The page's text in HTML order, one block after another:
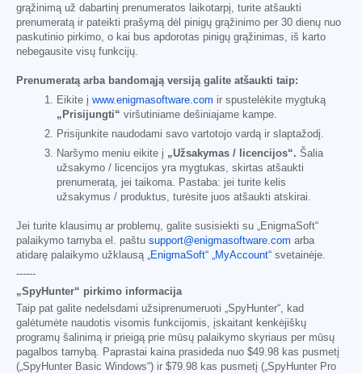
grąžinimą už dabartinį prenumeratos laikotarpį, turite atšaukti
prenumeratą ir pateikti prašymą dėl pinigų grąžinimo per 30 dienų nuo
paskutinio pirkimo, o kai bus apdorotas pinigų grąžinimas, iš karto
nebegausite visų funkcijų.
Prenumeratą arba bandomąją versiją galite atšaukti taip:
Eikite į www.enigmasoftware.com ir spustelėkite mygtuką
„Prisijungti“ viršutiniame dešiniajame kampe.
Prisijunkite naudodami savo vartotojo vardą ir slaptažodį.
Naršymo meniu eikite į „Užsakymas / licencijos“. Šalia
užsakymo / licencijos yra mygtukas, skirtas atšaukti
prenumeratą, jei taikoma. Pastaba: jei turite kelis
užsakymus / produktus, turėsite juos atšaukti atskirai.
Jei turite klausimų ar problemų, galite susisiekti su „EnigmaSoft“
palaikymo tarnyba el. paštu support@enigmasoftware.com arba
atidarę palaikymo užklausą „EnigmaSoft“ „MyAccount“ svetainėje.
------
„SpyHunter“ pirkimo informacija
Taip pat galite nedelsdami užsiprenumeruoti „SpyHunter“, kad
galėtumėte naudotis visomis funkcijomis, įskaitant kenkėjiškų
programų šalinimą ir prieigą prie mūsų palaikymo skyriaus per mūsų
pagalbos tarnybą. Paprastai kaina prasideda nuo $49.98 kas pusmetį
(„SpyHunter Basic Windows“) ir $79.98 kas pusmetį („SpyHunter Pro